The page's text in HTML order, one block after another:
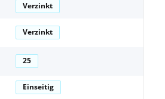
Verzinkt
Verzinkt
25
Einseitig